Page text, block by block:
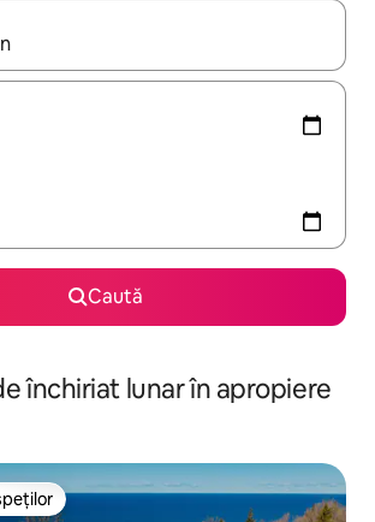
rezultatele, navighează folosind tastele
Caută
închiriat lunar în apropiere
categoriei Alegerea oaspeților